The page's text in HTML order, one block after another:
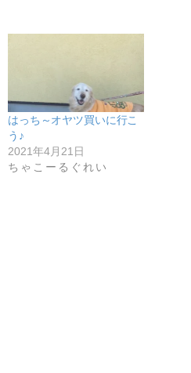
はっち～オヤツ買いに行こ
う♪
2021年4月21日
ちゃこーるぐれい